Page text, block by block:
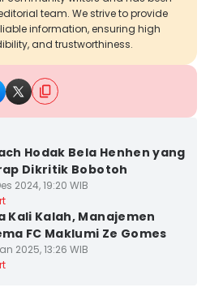
team. We strive to provide
information, ensuring high
and trustworthiness.
Hodak Bela Henhen yang
Dikritik Bobotoh
2024, 19:20 WIB
Kali Kalah, Manajemen
FC Maklumi Ze Gomes
2025, 13:26 WIB